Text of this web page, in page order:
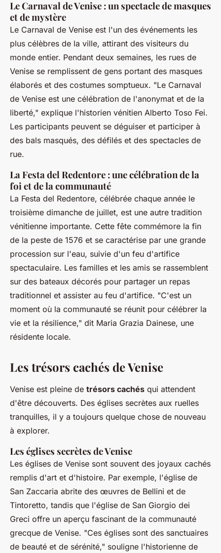
Le Carnaval de Venise : un spectacle de masques
et de mystère
Le Carnaval de Venise est l'un des événements les
plus célèbres de la ville, attirant des visiteurs du
monde entier. Pendant deux semaines, les rues de
Venise se remplissent de gens portant des masques
élaborés et des costumes somptueux. "Le Carnaval
de Venise est une célébration de l'anonymat et de la
liberté," explique l'historien vénitien Alberto Toso Fei.
Les participants peuvent se déguiser et participer à
des bals masqués, des défilés et des spectacles de
rue.
La Festa del Redentore : une célébration de la
foi et de la communauté
La Festa del Redentore, célébrée chaque année le
troisième dimanche de juillet, est une autre tradition
vénitienne importante. Cette fête commémore la fin
de la peste de 1576 et se caractérise par une grande
procession sur l'eau, suivie d'un feu d'artifice
spectaculaire. Les familles et les amis se rassemblent
sur des bateaux décorés pour partager un repas
traditionnel et assister au feu d'artifice. "C'est un
moment où la communauté se réunit pour célébrer la
vie et la résilience," dit Maria Grazia Dainese, une
résidente locale.
Les trésors cachés de Venise
Venise est pleine de trésors cachés qui attendent
d'être découverts. Des églises secrètes aux ruelles
tranquilles, il y a toujours quelque chose de nouveau
à explorer.
Les églises secrètes de Venise
Les églises de Venise sont souvent des joyaux cachés
remplis d'art et d'histoire. Par exemple, l'église de
San Zaccaria abrite des œuvres de Bellini et de
Tintoretto, tandis que l'église de San Giorgio dei
Greci offre un aperçu fascinant de la communauté
grecque de Venise. "Ces églises sont des sanctuaires
de beauté et de sérénité," souligne l'historienne de